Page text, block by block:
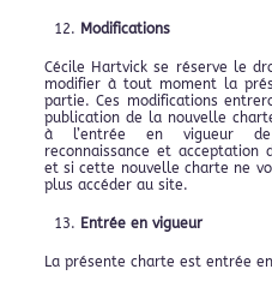
Modifications
Cécile Hartvick se réserve le
modifier à tout moment la
partie. Ces modifications
publication de la nouvelle
à l’entrée en vigueur de
reconnaissance et
et si cette nouvelle charte ne
plus accéder au site.
Entrée en vigueur
La présente charte est entrée